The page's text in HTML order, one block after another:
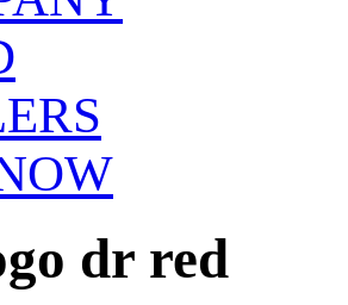
dr red